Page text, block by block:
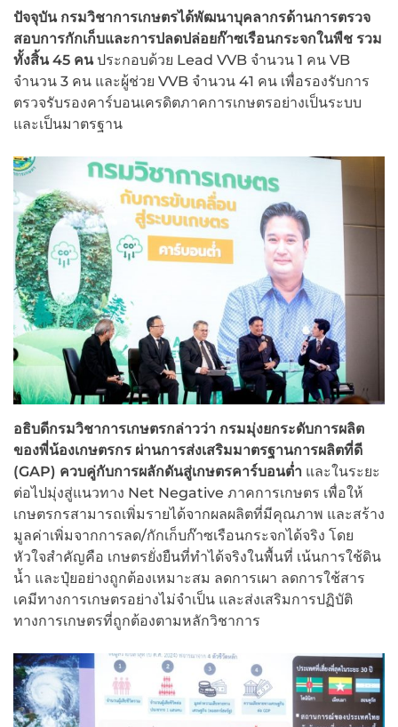
ปัจจุบัน กรมวิชาการเกษตรได้พัฒนาบุคลากรด้านการตรวจ
สอบการกักเก็บและการปลดปล่อยก๊าซเรือนกระจกในพืช รวม
ทั้งสิ้น45 คนประกอบด้วย Lead VVB จำนวน 1 คน VB
จำนวน 3 คน และผู้ช่วย VVB จำนวน 41 คน เพื่อรองรับการ
ตรวจรับรองคาร์บอนเครดิตภาคการเกษตรอย่างเป็นระบบ
และเป็นมาตรฐาน
อธิบดีกรมวิชาการเกษตรกล่าวว่า กรมมุ่งยกระดับการผลิต
ของพี่น้องเกษตรกร ผ่านการส่งเสริมมาตรฐานการผลิตที่ดี
(GAP) ควบคู่กับการผลักดันสู่เกษตรคาร์บอนต่ำ และในระยะ
ต่อไปมุ่งสู่แนวทาง Net Negative ภาคการเกษตร เพื่อให้
เกษตรกรสามารถเพิ่มรายได้จากผลผลิตที่มีคุณภาพ และสร้าง
มูลค่าเพิ่มจากการลด/กักเก็บก๊าซเรือนกระจกได้จริง โดย
หัวใจสำคัญคือ เกษตรยั่งยืนที่ทำได้จริงในพื้นที่ เน้นการใช้ดิน
น้ำ และปุ๋ยอย่างถูกต้องเหมาะสม ลดการเผา ลดการใช้สาร
เคมีทางการเกษตรอย่างไม่จำเป็น และส่งเสริมการปฏิบัติ
ทางการเกษตรที่ถูกต้องตามหลักวิชาการ